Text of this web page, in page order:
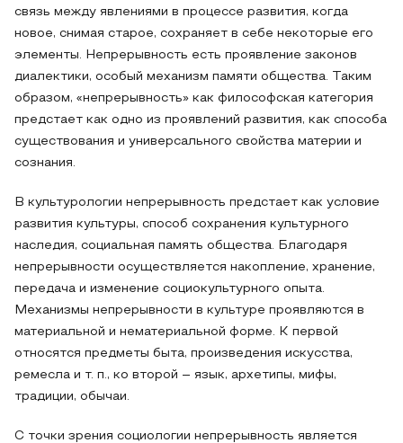
связь между явлениями в процессе развития, когда
новое, снимая старое, сохраняет в себе некоторые его
элементы. Непрерывность есть проявление законов
диалектики, особый механизм памяти общества. Таким
образом, «непрерывность» как философская категория
предстает как одно из проявлений развития, как способа
существования и универсального свойства материи и
сознания.
В культурологии непрерывность предстает как условие
развития культуры, способ сохранения культурного
наследия, социальная память общества. Благодаря
непрерывности осуществляется накопление, хранение,
передача и изменение социокультурного опыта.
Механизмы непрерывности в культуре проявляются в
материальной и нематериальной форме. К первой
относятся предметы быта, произведения искусства,
ремесла и т. п., ко второй – язык, архетипы, мифы,
традиции, обычаи.
С точки зрения социологии непрерывность является